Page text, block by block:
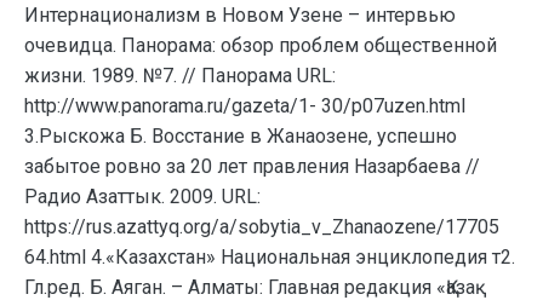
Интернационализм в Новом Узене – интервью
очевидца. Панорама: обзор проблем общественной
жизни. 1989. №7. // Панорама URL:
http://www.panorama.ru/gazeta/1- 30/p07uzen.html
3.Рыскожа Б. Восстание в Жанаозене, успешно
забытое ровно за 20 лет правления Назарбаева //
Радио Азаттык. 2009. URL:
https://rus.azattyq.org/a/sobytia_v_Zhanaozene/17705
64.html 4.«Казахстан» Национальная энциклопедия т2.
Гл.ред. Б. Аяган. – Алматы: Главная редакция «Қазақ